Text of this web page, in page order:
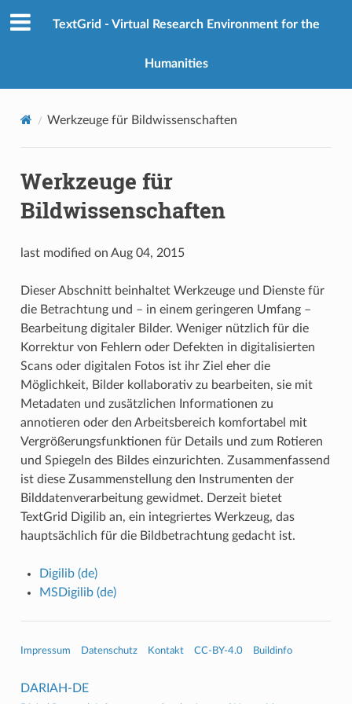
TextGrid - Virtual Research Environment for the
Humanities
Werkzeuge für Bildwissenschaften
Werkzeuge für
Bildwissenschaften
last modified on Aug 04, 2015
Dieser Abschnitt beinhaltet Werkzeuge und Dienste für
die Betrachtung und – in einem geringeren Umfang –
Bearbeitung digitaler Bilder. Weniger nützlich für die
Korrektur von Fehlern oder Defekten in digitalisierten
Scans oder digitalen Fotos ist ihr Ziel eher die
Möglichkeit, Bilder kollaborativ zu bearbeiten, sie mit
Metadaten und zusätzlichen Informationen zu
annotieren oder den Arbeitsbereich komfortabel mit
Vergrößerungsfunktionen für Details und zum Rotieren
und Spiegeln des Bildes einzurichten. Zusammenfassend
ist diese Zusammenstellung den Instrumenten der
Bilddatenverarbeitung gewidmet. Derzeit bietet
TextGrid Digilib an, ein integriertes Werkzeug, das
hauptsächlich für die Bildbetrachtung gedacht ist.
Digilib (de)
MSDigilib (de)
Impressum Datenschutz Kontakt CC-BY-4.0 Buildinfo
DARIAH-DE